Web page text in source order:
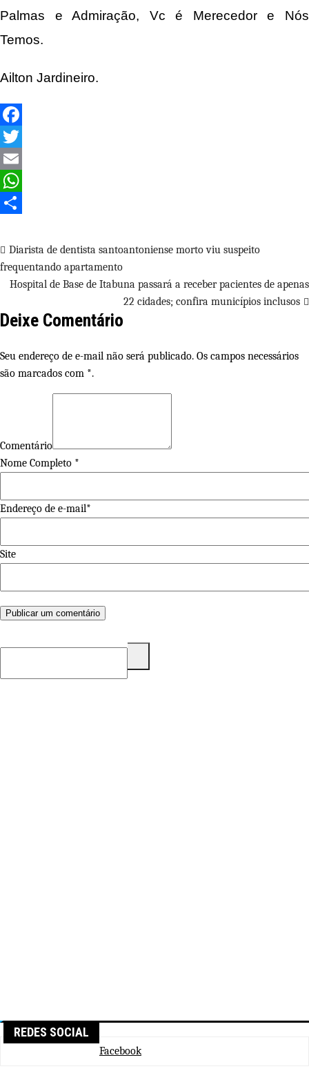
Palmas e Admiração, Vc é Merecedor e Nós
Temos.
Ailton Jardineiro.
Facebook
Twitter
Email
WhatsApp
Navegação
de
Post
Diarista de dentista santoantoniense morto viu suspeito
frequentando apartamento
Hospital de Base de Itabuna passará a receber pacientes de apenas
22 cidades; confira municípios inclusos
Deixe Comentário
Seu endereço de e-mail não será publicado. Os campos necessários
são marcados com *.
Comentário
Nome Completo *
Endereço de e-mail*
Site
Pesquisar
REDES SOCIAL
Facebook